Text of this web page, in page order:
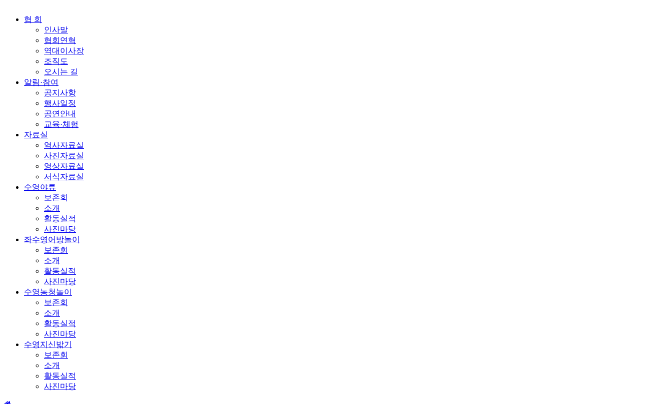
협 회
인사말
협회연혁
역대이사장
조직도
오시는 길
알림·참여
공지사항
행사일정
공연안내
교육·체험
자료실
역사자료실
사진자료실
영상자료실
서식자료실
수영야류
보존회
소개
활동실적
사진마당
좌수영어방놀이
보존회
소개
활동실적
사진마당
수영농청놀이
보존회
소개
활동실적
사진마당
수영지신밟기
보존회
소개
활동실적
사진마당